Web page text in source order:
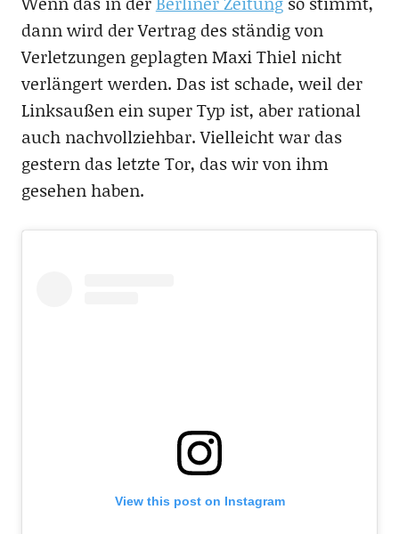
dann wird der Vertrag des ständig von
Verletzungen geplagten Maxi Thiel nicht
verlängert werden. Das ist schade, weil der
Linksaußen ein super Typ ist, aber rational
auch nachvollziehbar. Vielleicht war das
gestern das letzte Tor, das wir von ihm
gesehen haben.
View this post on Instagram